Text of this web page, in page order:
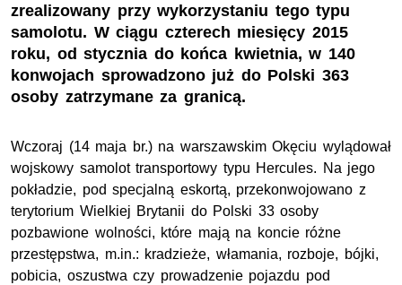
zrealizowany przy wykorzystaniu tego typu
samolotu. W ciągu czterech miesięcy 2015
roku, od stycznia do końca kwietnia, w 140
konwojach sprowadzono już do Polski 363
osoby zatrzymane za granicą.
Wczoraj (14 maja br.) na warszawskim Okęciu wylądował
wojskowy samolot transportowy typu Hercules. Na jego
pokładzie, pod specjalną eskortą, przekonwojowano z
terytorium Wielkiej Brytanii do Polski 33 osoby
pozbawione wolności, które mają na koncie różne
przestępstwa, m.in.: kradzieże, włamania, rozboje, bójki,
pobicia, oszustwa czy prowadzenie pojazdu pod